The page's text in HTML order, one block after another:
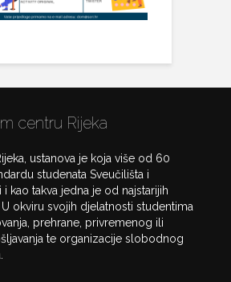
centru Rijeka
ustanova je koja više od 60
studenata Sveučilišta i
kao takva jedna je od najstarijih
okviru svojih djelatnosti studentima
prehrane, privremenog ili
te organizacije slobodnog